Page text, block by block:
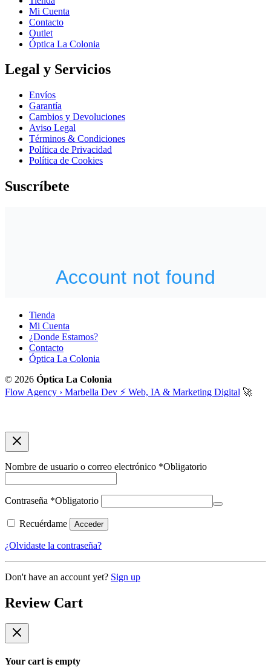
Mi Cuenta
Contacto
Outlet
Óptica La Colonia
Legal y Servicios
Envíos
Garantía
Cambios y Devoluciones
Aviso Legal
Términos & Condiciones
Política de Privacidad
Política de Cookies
Suscríbete
Tienda
Mi Cuenta
¿Donde Estamos?
Contacto
Óptica La Colonia
© 2026 Óptica La Colonia
Flow Agency › Marbella Dev ⚡️ Web, IA & Marketing Digital 🚀
Nombre de usuario o correo electrónico *Obligatorio
Contraseña *Obligatorio
Recuérdame Acceder
¿Olvidaste la contraseña?
Don't have an account yet? Sign up
Review Cart
Your cart is empty